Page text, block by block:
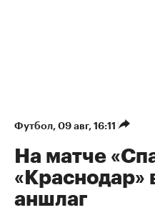
Футбол 09 авг, 16:11
На матче
«Краснодар»
аншлаг